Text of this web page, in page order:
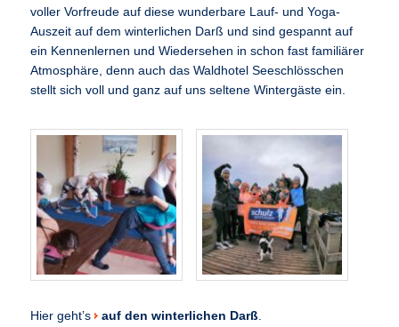
voller Vorfreude auf diese wunderbare Lauf- und Yoga-
Auszeit auf dem winterlichen Darß und sind gespannt auf
ein Kennenlernen und Wiedersehen in schon fast familiärer
Atmosphäre, denn auch das Waldhotel Seeschlösschen
stellt sich voll und ganz auf uns seltene Wintergäste ein.
Hier geht’s auf den winterlichen Darß.